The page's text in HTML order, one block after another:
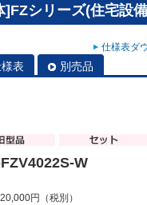
シリーズ(住宅設
仕様表ダ
表 別売品
W
円（税別）